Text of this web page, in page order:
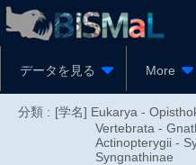
データを見る More
分類 : [学名] Eukarya -
Vertebrata -
Actinopterygii -
Syngnathinae